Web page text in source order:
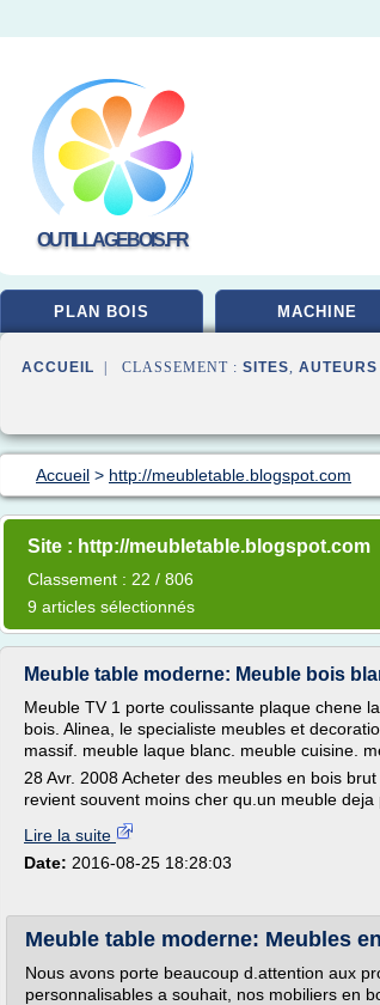
OUTILLAGEBOIS.FR
PLAN BOIS MACHINE
ACCUEIL | CLASSEMENT : SITES,
Accueil > http://meubletable.blogspot.com
Site : http://meubletable.blogspot.com
Classement : 22 / 806
9 articles sélectionnés
Meuble table moderne: Meuble bois
Meuble TV 1 porte coulissante plaque chene
bois. Alinea, le specialiste meubles et
massif. meuble laque blanc. meuble cuisine.
28 Avr. 2008 Acheter des meubles en bois
revient souvent moins cher qu.un meuble deja
Lire la suite
Date: 2016-08-25 18:28:03
Meuble table moderne: Meubles
Nous avons porte beaucoup d.attention aux
personnalisables a souhait, nos mobiliers en